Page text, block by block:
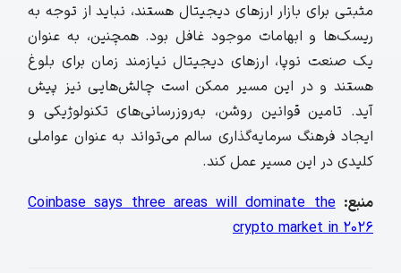
مثبتی برای بازار ارزهای دیجیتال هستند، نباید از توجه به
ریسک‌ها و ابهامات موجود غافل بود. همچنین، به عنوان
یک صنعت نوپا، ارزهای دیجیتال نیازمند زمان برای بلوغ
هستند و در این مسیر ممکن است چالش‌هایی نیز پیش
آید. تامین قوانین روشن، به‌روزرسانی‌های تکنولوژیکی و
ایجاد فرهنگ سرمایه‌گذاری سالم می‌تواند به عنوان عواملی
کلیدی در این مسیر عمل کند.
منبع: Coinbase says three areas will dominate the
crypto market in 2026